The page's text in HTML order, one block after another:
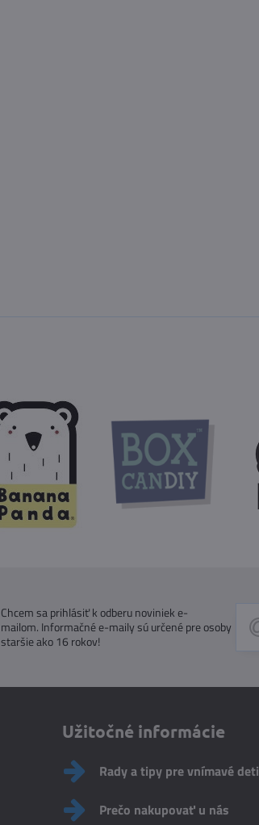
Chcem sa prihlásiť k odberu noviniek e-
mailom. Informačné e-maily sú určené pre osoby
staršie ako 16 rokov!
Užitočné informácie
Rady a tipy pre vnímavé deti
Prečo nakupovať u nás